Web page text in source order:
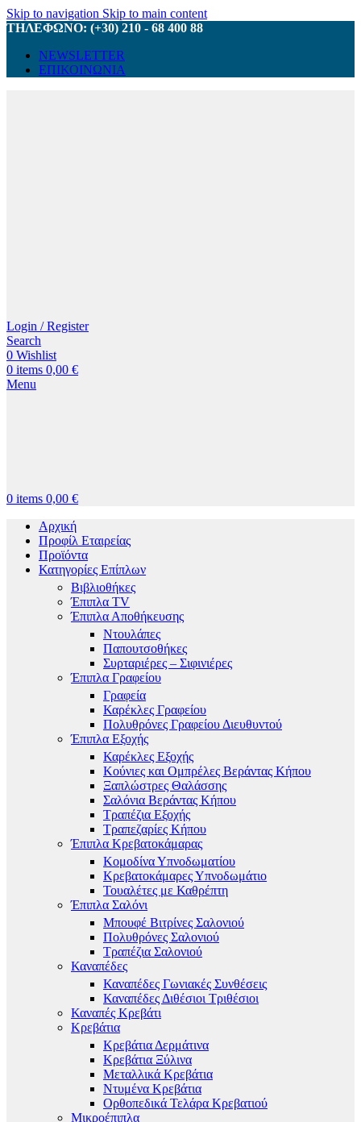
Skip to navigation Skip to main content
ΤΗΛΕΦΩΝΟ: (+30) 210 - 68 400 88
NEWSLETTER
ΕΠΙΚΟΙΝΩΝΙΑ
Login / Register
Search
0 Wishlist
0 items 0,00 €
Menu
0 items 0,00 €
Αρχική
Προφίλ Εταιρείας
Προϊόντα
Κατηγορίες Επίπλων
Βιβλιοθήκες
Έπιπλα TV
Έπιπλα Αποθήκευσης
Ντουλάπες
Παπουτσοθήκες
Συρταριέρες – Σιφινιέρες
Έπιπλα Γραφείου
Γραφεία
Καρέκλες Γραφείου
Πολυθρόνες Γραφείου Διευθυντού
Έπιπλα Εξοχής
Καρέκλες Εξοχής
Κούνιες και Ομπρέλες Βεράντας Κήπου
Ξαπλώστρες Θαλάσσης
Σαλόνια Βεράντας Κήπου
Τραπέζια Εξοχής
Τραπεζαρίες Κήπου
Έπιπλα Κρεβατοκάμαρας
Κομοδίνα Υπνοδωματίου
Κρεβατοκάμαρες Υπνοδωμάτιο
Τουαλέτες με Καθρέπτη
Έπιπλα Σαλόνι
Μπουφέ Βιτρίνες Σαλονιού
Πολυθρόνες Σαλονιού
Τραπέζια Σαλονιού
Καναπέδες
Καναπέδες Γωνιακές Συνθέσεις
Καναπέδες Διθέσιοι Τριθέσιοι
Καναπές Κρεβάτι
Κρεβάτια
Κρεβάτια Δερμάτινα
Κρεβάτια Ξύλινα
Μεταλλικά Κρεβάτια
Ντυμένα Κρεβάτια
Ορθοπεδικά Τελάρα Κρεβατιού
Μικροέπιπλα